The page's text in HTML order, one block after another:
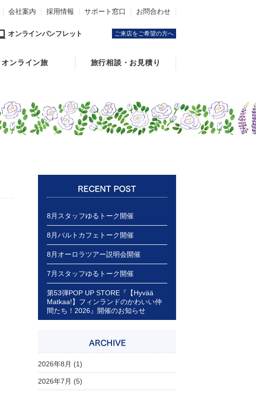
会社案内 採用情報 サポート窓口 お問合わせ
オンラインパンフレット ご来店をご希望の方へ
オンライン旅 旅行相談・お見積り
8月スタッフゆるトーク開催
8月バルトカフェトーク開催
8月オーロラツアー説明会開催
7月スタッフゆるトーク開催
第53弾POP UP STORE『【Hyvää
Matkaa!】フィンランドのかわいい仲
間たち！2026』開催のお知らせ
2026年8月 (1)
2026年7月 (5)